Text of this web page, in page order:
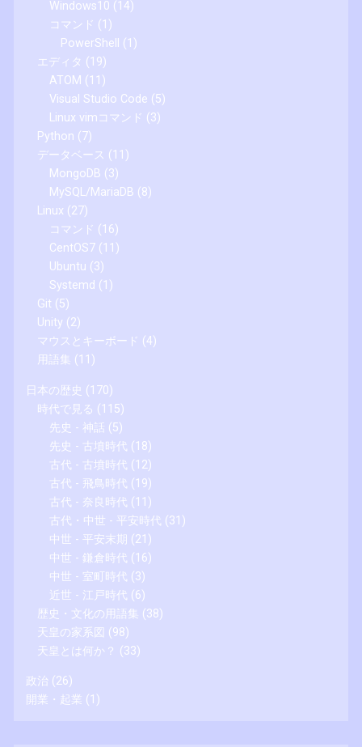
Windows10 (14)
コマンド (1)
PowerShell
(1)
エディタ (19)
ATOM (11)
Visual Studio Code (5)
Linux vimコマンド (3)
Python (7)
データベース (11)
MongoDB (3)
MySQL/MariaDB (8)
Linux (27)
コマンド (16)
CentOS7(11)
Ubuntu (3)
Systemd (1)
Git (5)
Unity (2)
マウスとキーボード (4)
用語集 (11)
日本の歴史 (170)
時代で見る (115)
先史 - 神話 (5)
先史 - 古墳時代 (18)
古代 - 古墳時代 (12)
古代 - 飛鳥時代 (19)
古代 - 奈良時代 (11)
古代・中世 - 平安時代 (31)
中世 - 平安末期 (21)
中世 - 鎌倉時代 (16)
中世 - 室町時代 (3)
近世 - 江戸時代 (6)
歴史・文化の用語集 (38)
天皇の家系図 (98)
天皇とは何か？ (33)
政治 (26)
開業・起業 (1)